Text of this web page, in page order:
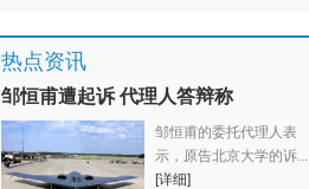
热点资讯
邹恒甫遭起诉 代理人答辩称
邹恒甫的委托代理人表
示，原告北京大学的诉...
[详细]